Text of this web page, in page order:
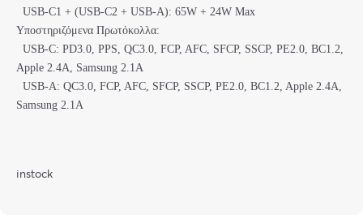
USB-C1 + (USB-C2 + USB-A): 65W + 24W Max
Υποστηριζόμενα Πρωτόκολλα:
USB-C: PD3.0, PPS, QC3.0, FCP, AFC, SFCP, SSCP, PE2.0, BC1.2,
Apple 2.4A, Samsung 2.1A
USB-A: QC3.0, FCP, AFC, SFCP, SSCP, PE2.0, BC1.2, Apple 2.4A,
Samsung 2.1A
instock